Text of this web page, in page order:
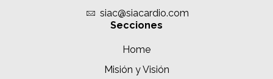
siac@siacardio.com
Secciones
Home
Misión y Visión